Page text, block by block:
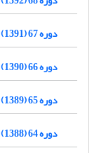
دوره 67 (1391)
دوره 66 (1390)
دوره 65 (1389)
دوره 64 (1388)